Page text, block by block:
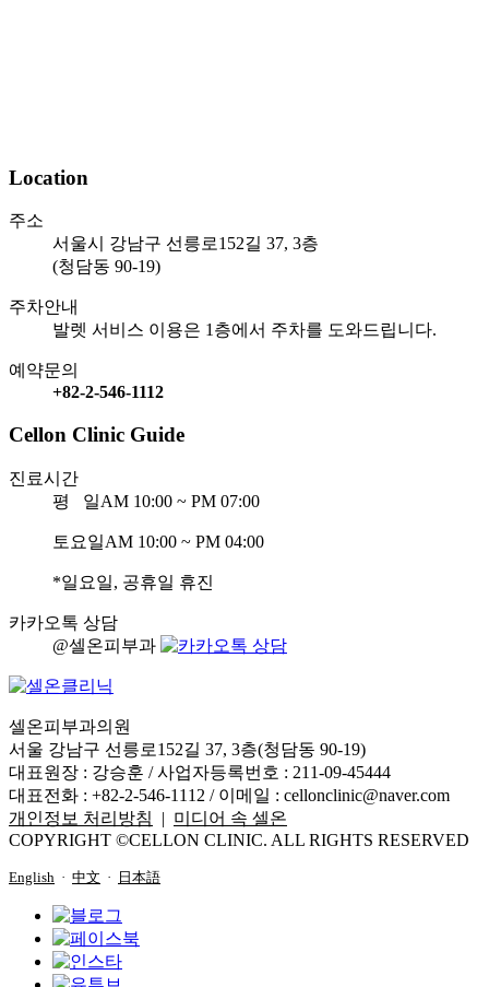
Location
주소
서울시 강남구 선릉로152길 37, 3층
(청담동 90-19)
주차안내
발렛 서비스 이용은 1층에서 주차를 도와드립니다.
예약문의
+82-2-546-1112
Cellon Clinic Guide
진료시간
평 일AM 10:00 ~ PM 07:00
토요일AM 10:00 ~ PM 04:00
*일요일, 공휴일 휴진
카카오톡 상담
@셀온피부과
셀온피부과의원
서울 강남구 선릉로152길 37, 3층(청담동 90-19)
대표원장 : 강승훈 / 사업자등록번호 : 211-09-45444
대표전화 : +82-2-546-1112 / 이메일 : cellonclinic@naver.com
개인정보 처리방침
| 미디어 속 셀온
COPYRIGHT ©CELLON CLINIC. ALL RIGHTS RESERVED
English · 中文 · 日本語